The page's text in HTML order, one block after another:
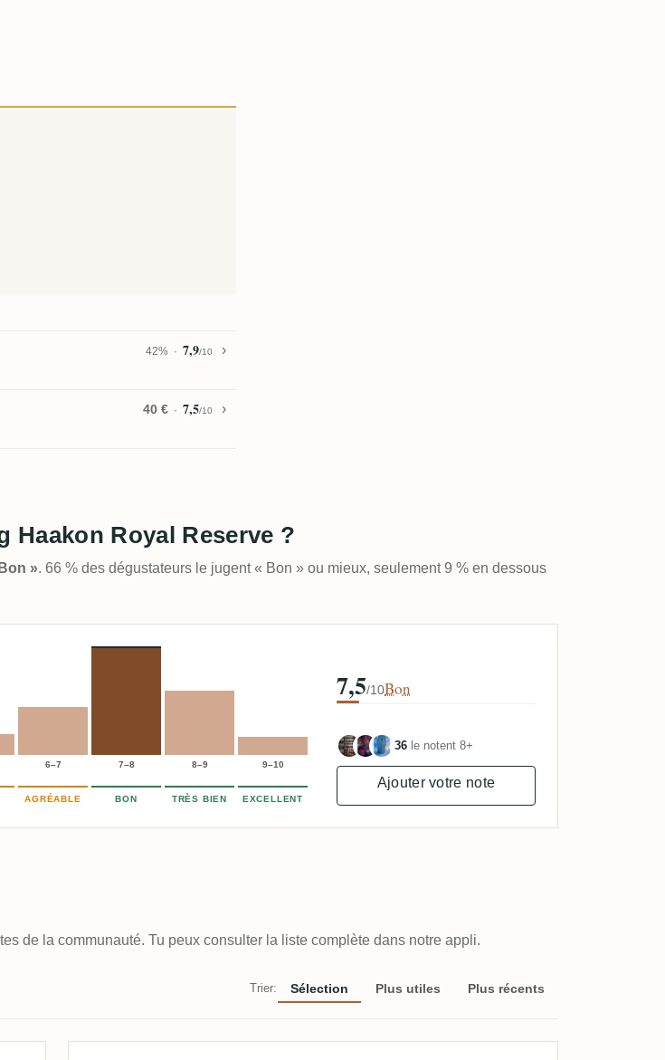
42% 7,9/10
40 € 7,5/10
Haakon Royal Reserve ?
». 66 % des dégustateurs le jugent « Bon » ou mieux, seulement 9 % en dessous
6–7 7–8 8–9 9–10
AGRÉABLE BON TRÈS BIEN EXCELLENT
7,5/10Bon
36 le notent 8+
Ajouter votre note
de la communauté. Tu peux consulter la liste complète dans notre appli.
Trier: Sélection Plus utiles Plus récents